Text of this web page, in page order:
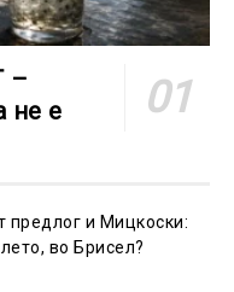
–
не е
предлог и Мицкоски:
во Брисел?